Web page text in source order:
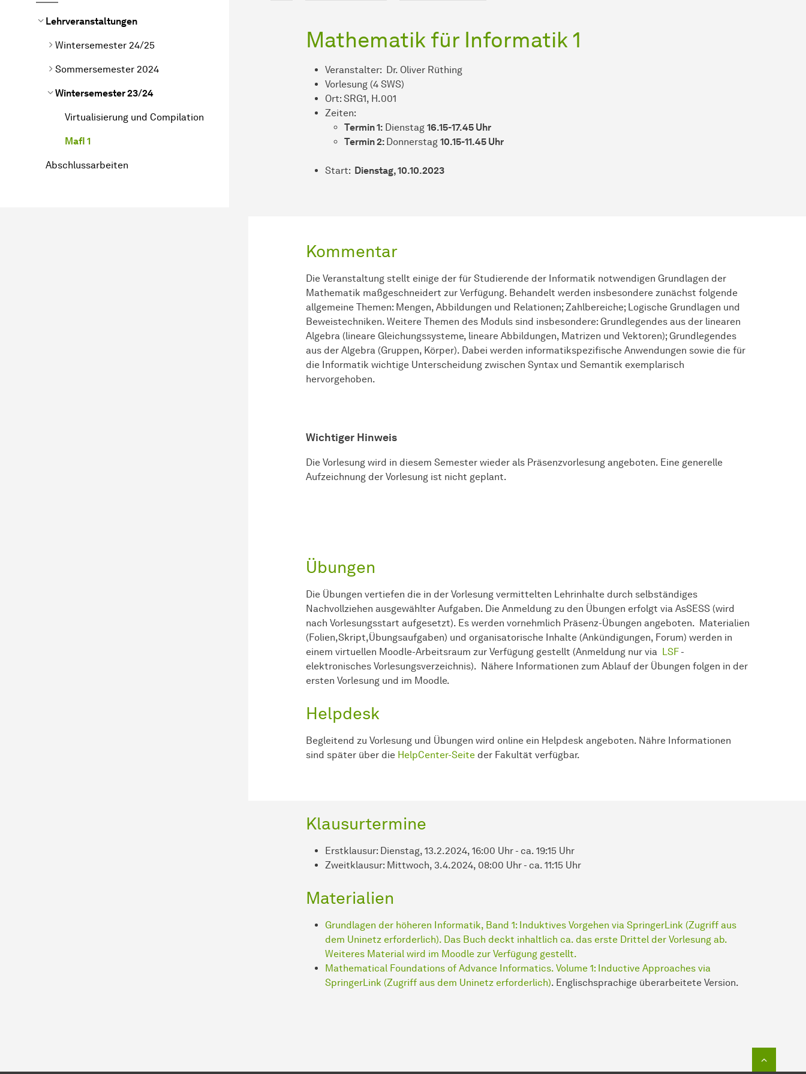
Lehrveranstaltungen
Wintersemester 24/25
Sommersemester 2024
Wintersemester 23/24
Virtualisierung und Compilation
MafI 1
Abschlussarbeiten
Mathematik für Informatik 1
Veranstalter: Dr. Oliver Rüthing
Vorlesung (4 SWS)
Ort: SRG1, H.001
Zeiten:
Termin 1: Dienstag 16.15-17.45 Uhr
Termin 2: Donnerstag 10.15-11.45 Uhr
Start: Dienstag, 10.10.2023
Kommentar
Die Veranstaltung stellt einige der für Studierende der Informatik notwendigen Grundlagen der
Mathematik maßgeschneidert zur Verfügung. Behandelt werden insbesondere zunächst folgende
allgemeine Themen: Mengen, Abbildungen und Relationen; Zahlbereiche; Logische Grundlagen und
Beweistechniken. Weitere Themen des Moduls sind insbesondere: Grundlegendes aus der linearen
Algebra (lineare Gleichungssysteme, lineare Abbildungen, Matrizen und Vektoren); Grundlegendes
aus der Algebra (Gruppen, Körper). Dabei werden informatikspezifische Anwendungen sowie die für
die Informatik wichtige Unterscheidung zwischen Syntax und Semantik exemplarisch
hervorgehoben.
Wichtiger Hinweis
Die Vorlesung wird in diesem Semester wieder als Präsenzvorlesung angeboten. Eine generelle
Aufzeichnung der Vorlesung ist nicht geplant.
Übungen
Die Übungen vertiefen die in der Vorlesung vermittelten Lehrinhalte durch selbständiges
Nachvollziehen ausgewählter Aufgaben. Die Anmeldung zu den Übungen erfolgt via AsSESS (wird
nach Vorlesungsstart aufgesetzt). Es werden vornehmlich Präsenz-Übungen angeboten. Materialien
(Folien,Skript,Übungsaufgaben) und organisatorische Inhalte (Ankündigungen, Forum) werden in
einem virtuellen Moodle-Arbeitsraum zur Verfügung gestellt (Anmeldung nur via LSF -
elektronisches Vorlesungsverzeichnis). Nähere Informationen zum Ablauf der Übungen folgen in der
ersten Vorlesung und im Moodle.
Helpdesk
Begleitend zu Vorlesung und Übungen wird online ein Helpdesk angeboten. Nähre Informationen
sind später über die HelpCenter-Seite der Fakultät verfügbar.
Klausurtermine
Erstklausur: Dienstag, 13.2.2024, 16:00 Uhr - ca. 19:15 Uhr
Zweitklausur: Mittwoch, 3.4.2024, 08:00 Uhr - ca. 11:15 Uhr
Materialien
Grundlagen der höheren Informatik, Band 1: Induktives Vorgehen via SpringerLink (Zugriff aus
dem Uninetz erforderlich). Das Buch deckt inhaltlich ca. das erste Drittel der Vorlesung ab.
Weiteres Material wird im Moodle zur Verfügung gestellt.
Mathematical Foundations of Advance Informatics. Volume 1: Inductive Approaches via
SpringerLink (Zugriff aus dem Uninetz erforderlich). Englischsprachige überarbeitete Version.